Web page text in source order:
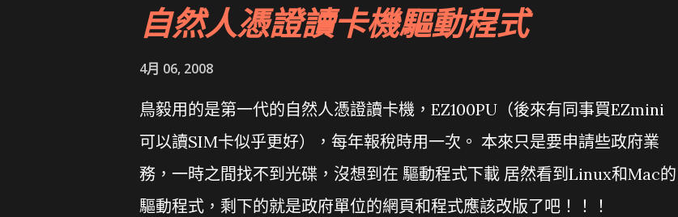
自然人憑證讀卡機驅動程式
4月 06, 2008
鳥毅用的是第一代的自然人憑證讀卡機，EZ100PU（後來有同事買EZmini
可以讀SIM卡似乎更好），每年報稅時用一次。 本來只是要申請些政府業
務，一時之間找不到光碟，沒想到在 驅動程式下載 居然看到Linux和Mac的
驅動程式，剩下的就是政府單位的網頁和程式應該改版了吧！！！